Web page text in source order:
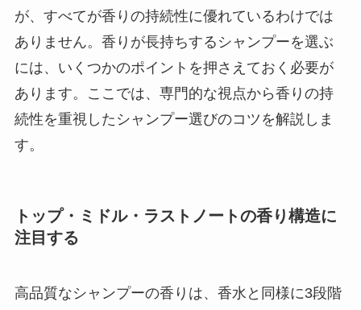
が、すべてが香りの持続性に優れているわけでは
ありません。香りが長持ちするシャンプーを選ぶ
には、いくつかのポイントを押さえておく必要が
あります。ここでは、専門的な視点から香りの持
続性を重視したシャンプー選びのコツを解説しま
す。
トップ・ミドル・ラストノートの香り構造に
注目する
高品質なシャンプーの香りは、香水と同様に3段階